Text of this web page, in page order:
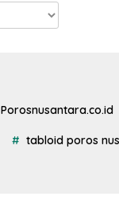
Porosnusantara.co.id
tabloid poros